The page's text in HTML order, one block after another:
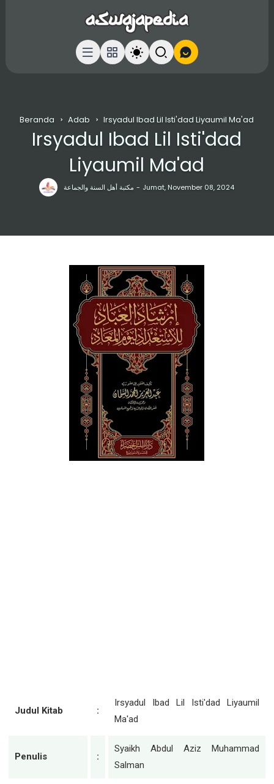
Beranda Adab Irsyadul Ibad Lil Isti'dad Liyaumil Ma'ad
مكتبة أهل السنة والجماعة Jumat, November 08, 2024
Irsyadul Ibad Lil Isti'dad
Liyaumil Ma'ad
Judul Kitab :
Irsyadul Ibad Lil Isti'dad Liyaumil
Ma'ad
Penulis :
Syaikh Abdul Aziz Muhammad
Salman